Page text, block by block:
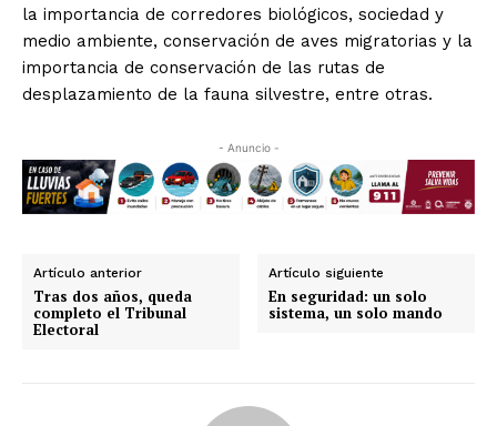
Luces
Del Siglo
la importancia de corredores biológicos, sociedad y
medio ambiente, conservación de aves migratorias y la
importancia de conservación de las rutas de
desplazamiento de la fauna silvestre, entre otras.
- Anuncio -
Artículo anterior
Tras dos años, queda
completo el Tribunal
Electoral
Artículo siguiente
En seguridad: un solo
sistema, un solo mando